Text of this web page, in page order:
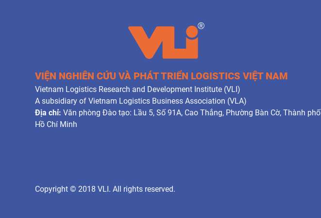
VIỆN NGHIÊN CỨU VÀ PHÁT TRIỂN LOGISTICS VIỆT NAM
Vietnam Logistics Research and Development Institute (VLI)
A subsidiary of Vietnam Logistics Business Association (VLA)
Địa chỉ: Văn phòng Đào tạo: Lầu 5, Số 91A, Cao Thắng, Phường Bàn Cờ, Thành phố
Hồ Chí Minh
Copyright © 2018 VLI. All rights reserved.